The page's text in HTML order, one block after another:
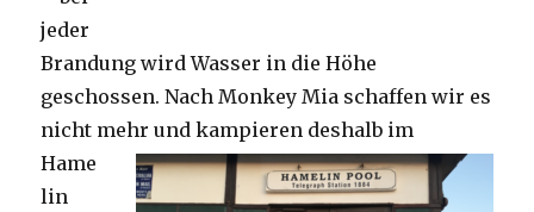
jeder
Brandung wird Wasser in die Höhe
geschossen. Nach Monkey Mia schaffen wir es
nicht mehr und kampieren deshalb im
Hame
lin